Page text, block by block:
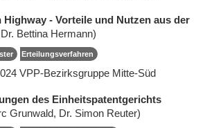
Highway - Vorteile und Nutzen aus der
Bettina Hermann)
Erteilungsverfahren
VPP-Bezirksgruppe Mitte-Süd
des Einheitspatentgerichts
Grunwald, Dr. Simon Reuter)